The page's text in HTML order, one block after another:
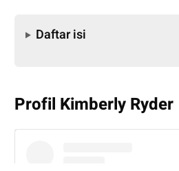
Daftar isi
Profil Kimberly Ryder